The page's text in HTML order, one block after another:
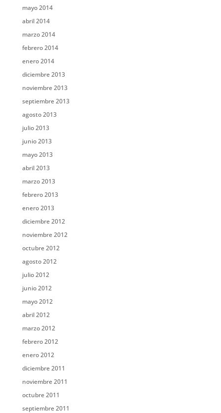
mayo 2014
abril 2014
marzo 2014
febrero 2014
enero 2014
diciembre 2013
noviembre 2013
septiembre 2013
agosto 2013
julio 2013
junio 2013
mayo 2013
abril 2013
marzo 2013
febrero 2013
enero 2013
diciembre 2012
noviembre 2012
octubre 2012
agosto 2012
julio 2012
junio 2012
mayo 2012
abril 2012
marzo 2012
febrero 2012
enero 2012
diciembre 2011
noviembre 2011
octubre 2011
septiembre 2011